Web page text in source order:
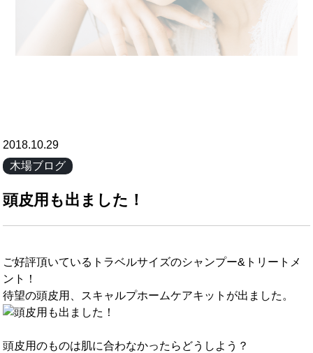
2018.10.29
木場ブログ
頭皮用も出ました！
ご好評頂いているトラベルサイズのシャンプー&トリートメ
ント！
待望の頭皮用、スキャルプホームケアキットが出ました。
頭皮用のものは肌に合わなかったらどうしよう？